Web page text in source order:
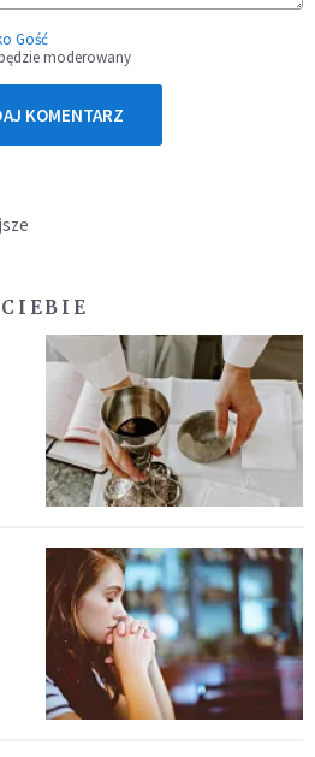
Gość
moderowany
KOMENTARZ